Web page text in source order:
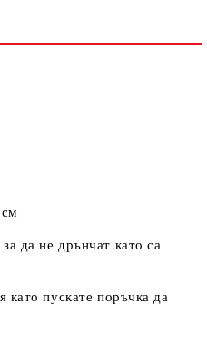
на работния ден.
да не дрънчат като са
като пускате поръчка да